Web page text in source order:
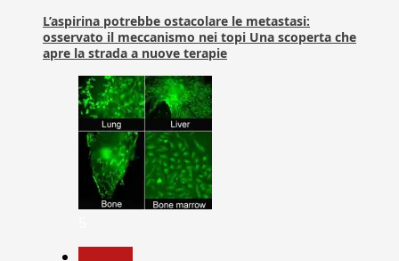
L’aspirina potrebbe ostacolare le metastasi:
osservato il meccanismo nei topi Una scoperta che
apre la strada a nuove terapie